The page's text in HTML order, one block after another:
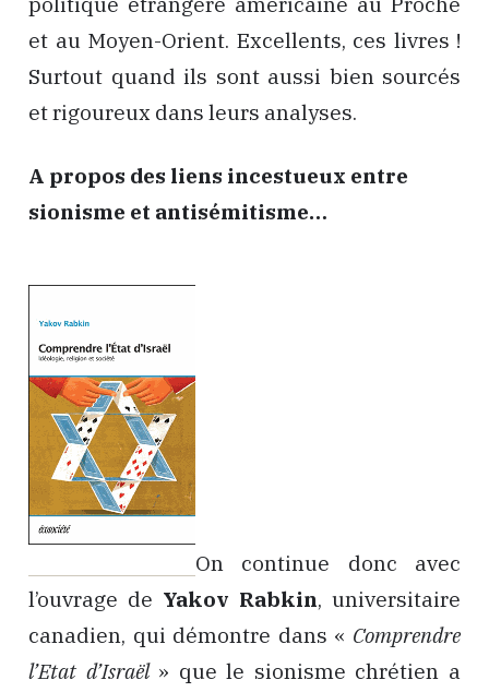
et au Moyen-Orient. Excellents, ces livres !
Surtout quand ils sont aussi bien sourcés
et rigoureux dans leurs analyses.
A propos des liens incestueux entre
sionisme et antisémitisme…
On continue donc avec
l’ouvrage de Yakov Rabkin, universitaire
canadien, qui démontre dans « Comprendre
l’Etat d’Israël» que le sionisme chrétien a